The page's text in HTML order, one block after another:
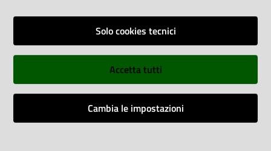
Informative e liberatorie privacy
Dichiarazione di accessibilità
Web Analitycs Italia
Solo cookies tecnici
Accetta tutti
Cambia le impostazioni